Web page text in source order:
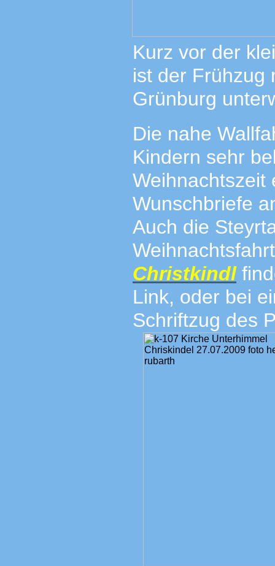
Kurz vor der
ist der Frühzug
Grünburg
Die nahe
Kindern sehr
Weihnachtszeit
Wunschbriefe
Auch die
Christkindl
Link, oder bei
Schriftzug des